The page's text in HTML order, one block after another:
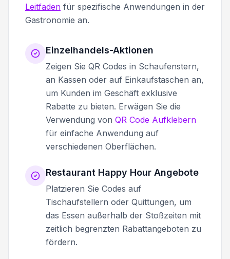
Leitfaden für spezifische Anwendungen in der
Gastronomie an.
Einzelhandels-Aktionen
Zeigen Sie QR Codes in Schaufenstern,
an Kassen oder auf Einkaufstaschen an,
um Kunden im Geschäft exklusive
Rabatte zu bieten. Erwägen Sie die
Verwendung von QR Code Aufklebern
für einfache Anwendung auf
verschiedenen Oberflächen.
Restaurant Happy Hour Angebote
Platzieren Sie Codes auf
Tischaufstellern oder Quittungen, um
das Essen außerhalb der Stoßzeiten mit
zeitlich begrenzten Rabattangeboten zu
fördern.